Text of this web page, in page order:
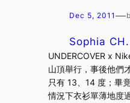
Dec 5, 2011—
Sophia
UNDERCOVER x
山頂舉行，事後他們
只有 13、14 度；畢
情況下衣衫單薄地度